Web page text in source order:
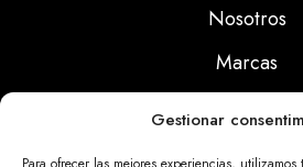
Gestionar
Nosotros
Marcas
Noticias